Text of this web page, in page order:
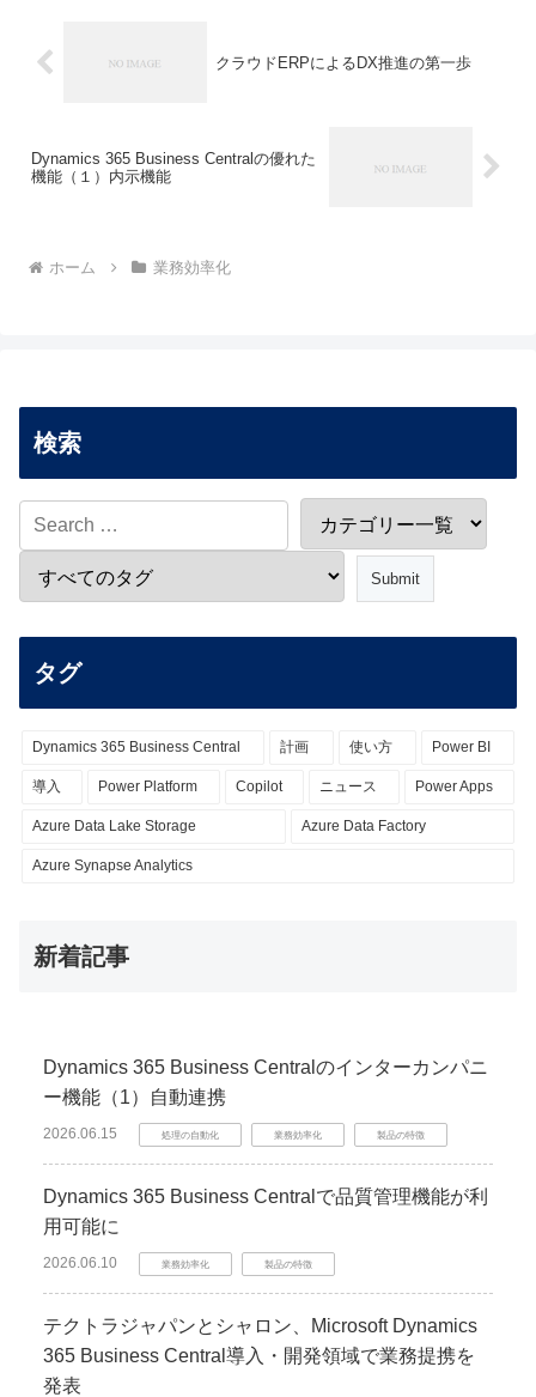
クラウドERPによるDX推進の第一歩
Dynamics 365 Business Centralの優れた
機能（１）内示機能
ホーム 業務効率化
検索
タグ
Dynamics 365 Business Central 計画 使い方 Power BI
導入 Power Platform Copilot ニュース Power Apps
Azure Data Lake Storage Azure Data Factory
Azure Synapse Analytics
新着記事
Dynamics 365 Business Centralのインターカンパニ
ー機能（1）自動連携
2026.06.15 処理の自動化 業務効率化 製品の特徴
Dynamics 365 Business Centralで品質管理機能が利
用可能に
2026.06.10 業務効率化 製品の特徴
テクトラジャパンとシャロン、Microsoft Dynamics
365 Business Central導入・開発領域で業務提携を
発表